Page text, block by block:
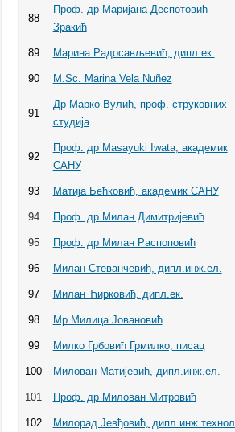
88
Проф. др Маријана Деспотовић
Зракић
89 Марина Радосављевић, дипл.ек.
90 M.Sc. Marina Vela Nuñez
91
Др Марко Вулић, проф. струковних
студија
92
Проф. др Masayuki Iwata, академик
САНУ
93 Матија Бећковић, академик САНУ
94 Проф. др Милан Димитријевић
95 Проф. др Милан Распоповић
96 Милан Стеванчевић, дипл.инж.ел.
97 Милан Ћирковић, дипл.ек.
98 Мр Милица Јовановић
99 Милко Грбовић Грмилко, писац
100 Милован Матијевић, дипл.инж.ел.
101 Проф. др Милован Митровић
102 Милорад Јевђовић, дипл.инж.технол.